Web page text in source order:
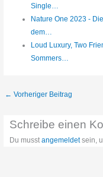
Single…
Nature One 2023 -
dem…
Loud Luxury, Two
Sommers…
← Vorheriger Beitrag
Schreibe einen
Du musstangemeldetsein,